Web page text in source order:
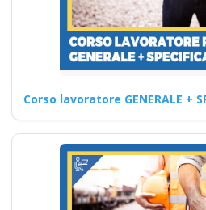
Preposto:
pratica per
svolgere il
modo
Quali sono le
promuovere la
l'inclusione nella
Corso lavoratore GENERALE +